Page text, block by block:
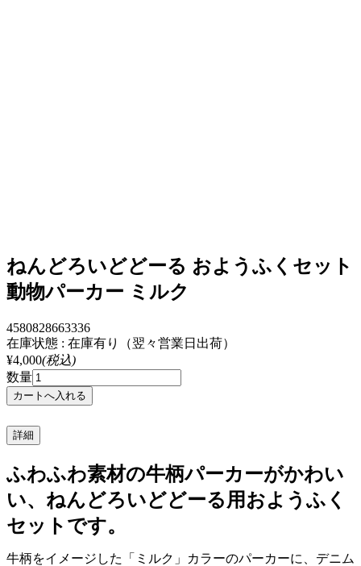
ねんどろいどどーる おようふくセット
動物パーカー ミルク
4580828663336
在庫状態 : 在庫有り（翌々営業日出荷）
¥4,000(税込)
数量
詳細
ふわふわ素材の牛柄パーカーがかわい
い、ねんどろいどどーる用おようふく
セットです。
牛柄をイメージした「ミルク」カラーのパーカーに、デニム